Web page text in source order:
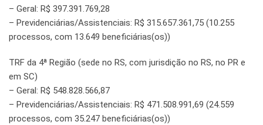
– Geral: R$ 397.391.769,28
– Previdenciárias/Assistenciais: R$ 315.657.361,75 (10.255
processos, com 13.649 beneficiárias(os))
TRF da 4ª Região (sede no RS, com jurisdição no RS, no PR e
em SC)
– Geral: R$ 548.828.566,87
– Previdenciárias/Assistenciais: R$ 471.508.991,69 (24.559
processos, com 35.247 beneficiárias(os))